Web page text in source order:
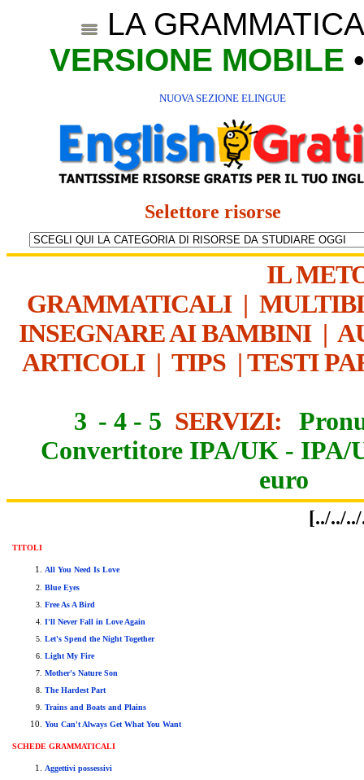
LA
VERSIONE MOBILE
NUOVA SEZIONE ELINGUE
Selettore risorse
IL
GRAMMATICALI|
INSEGNARE AI BAMBINI|
ARTICOLI| TIPS| TESTI
3 - 4 - 5 SERVIZI:
Convertitore IPA/UK - IPA/
euro
[../../
TITOLI
All You Need Is Love
Blue Eyes
Free As A Bird
I'll Never Fall in Love Again
Let's Spend the Night Together
Light My Fire
Mother's Nature Son
The Hardest Part
Trains and Boats and Plains
You Can't Always Get What You Want
SCHEDE GRAMMATICALI
Aggettivi possessivi